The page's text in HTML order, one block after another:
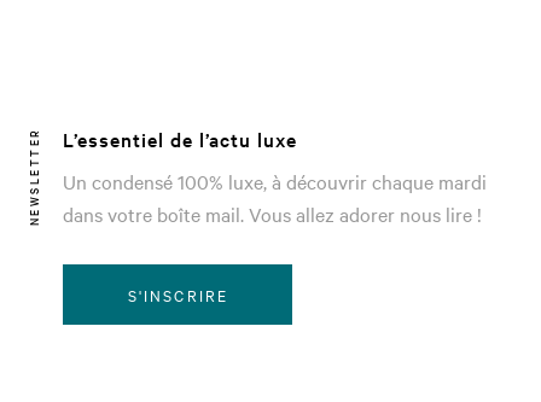
NEWSLETTER
L’essentiel de l’actu luxe
Un condensé 100% luxe, à découvrir chaque mardi
dans votre boîte mail. Vous allez adorer nous lire !
S'INSCRIRE